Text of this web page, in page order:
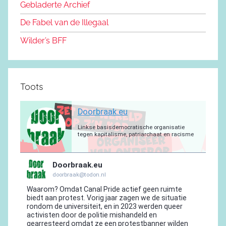
n
o
Gebladerte Archief
De Fabel van de Illegaal
Wilder’s BFF
Toots